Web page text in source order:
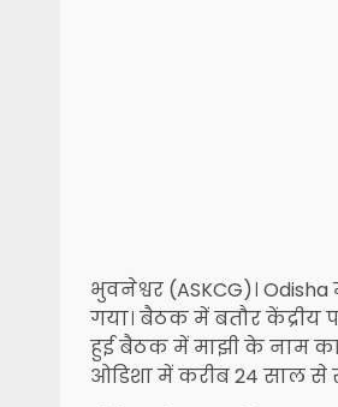
भुवनेश्वर (ASKCG)।
गया। बैठक में बतौर केंद्रीय
हुई बैठक में माझी के नाम का
ओडिशा में करीब 24 साल से